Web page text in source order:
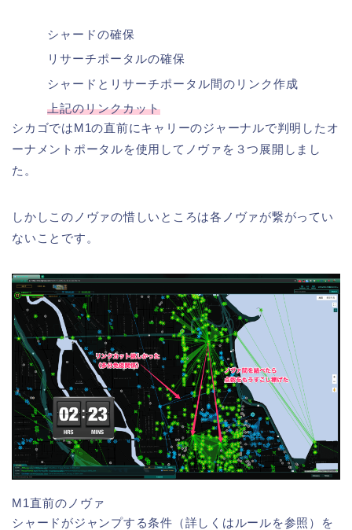
シャードの確保
リサーチポータルの確保
シャードとリサーチポータル間のリンク作成
上記のリンクカット
シカゴではM1の直前にキャリーのジャーナルで判明したオ
ーナメントポータルを使用してノヴァを３つ展開しまし
た。
しかしこのノヴァの惜しいところは各ノヴァが繋がってい
ないことです。
M1直前のノヴァ
シャードがジャンプする条件（詳しくはルールを参照）を